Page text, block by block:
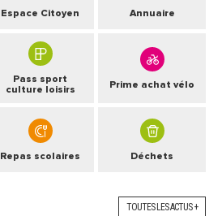
Espace Citoyen Annuaire
Pass sport
culture loisirs
Prime achat vélo
Repas scolaires Déchets
TOUTES LES ACTUS +